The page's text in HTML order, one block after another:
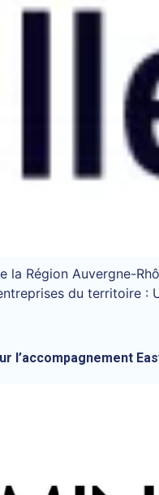
Région Auvergne-
du territoire :
l’accompagnement